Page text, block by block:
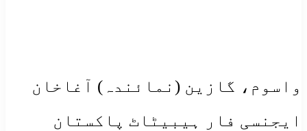
واسوم، گازین (نمائندہ) آغاخان
ایجنسی فار ہیبیٹاٹ پاکستان